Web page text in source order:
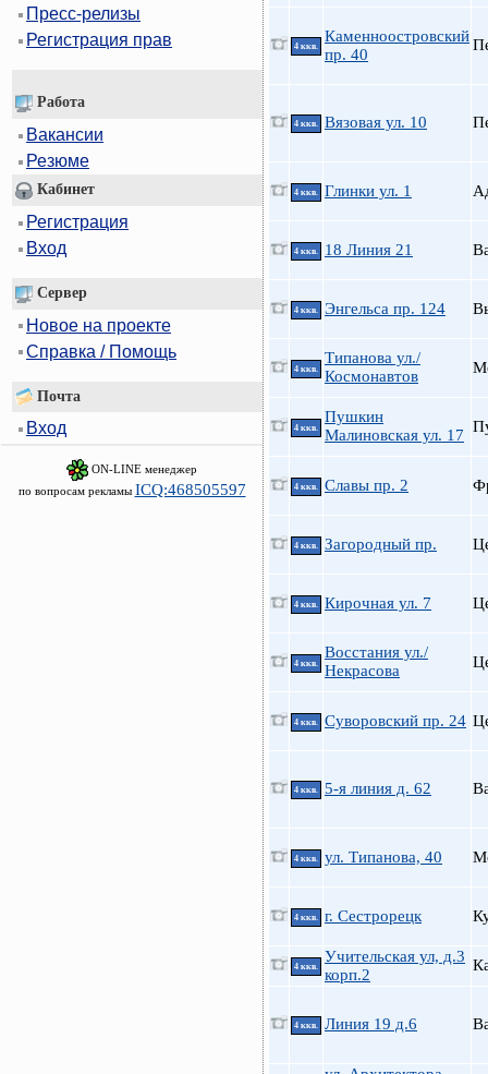
Пресс-релизы
Регистрация прав
Работа
Вакансии
Резюме
Кабинет
Регистрация
Вход
Сервер
Новое на проекте
Справка / Помощь
Почта
Вход
ON-LINE менеджер
по вопросам рекламы ICQ:468505597
4 ккв.
Каменноостровский
пр. 40
4 ккв. Вязовая ул. 10
4 ккв. Глинки ул. 1
4 ккв. 18 Линия 21
4 ккв. Энгельса пр. 124
4 ккв.
Типанова ул./
Космонавтов
4 ккв.
Пушкин
Малиновская ул. 17
4 ккв. Славы пр. 2
4 ккв. Загородный пр.
4 ккв. Кирочная ул. 7
4 ккв.
Восстания ул./
Некрасова
4 ккв. Суворовский пр. 24
4 ккв. 5-я линия д. 62
4 ккв. ул. Типанова, 40
4 ккв. г. Сестрорецк
4 ккв.
Учительская ул, д.3
корп.2
4 ккв. Линия 19 д.6